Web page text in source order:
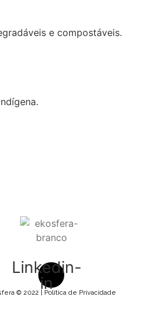
e compostáveis.
Linkedin-
in
© 2022 | Política de Privacidade